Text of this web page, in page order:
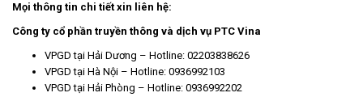
Mọi thông tin chi tiết xin liên hệ:
Công ty cổ phần truyền thông và dịch vụ PTC Vina
VPGD tại Hải Dương – Hotline: 02203838626
VPGD tại Hà Nội – Hotline: 0936992103
VPGD tại Hải Phòng – Hotline: 0936992202